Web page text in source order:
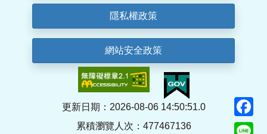
隱私權政策
網站安全政策
更新日期：2026-08-06 14:50:51.0
累積瀏覽人次：477467136